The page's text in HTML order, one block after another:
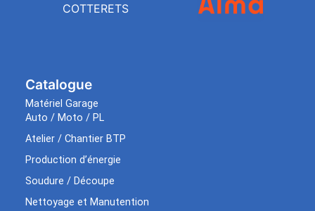
Catalogue
Matériel Garage
Auto / Moto / PL
Atelier / Chantier BTP
Production d’énergie
Soudure / Découpe
Nettoyage et Manutention
COTTERETS